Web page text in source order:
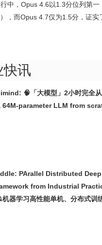
中，Opus 4.6以1.3分位列第一
，而Opus 4.7仅为1.5分，证实
快讯
🧠「大模型」2小时完全
64M-parameter LLM from
PArallel Distributed
from Industrial
器学习高性能单机、分布式训